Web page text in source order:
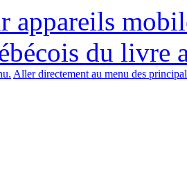
appareils
du livre
Aller directement au menu des